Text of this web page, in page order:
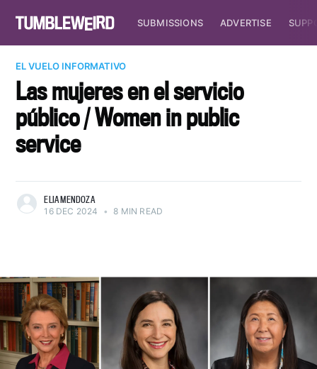
SUBMISSIONS ADVERTISE
EL VUELO INFORMATIVO
Las mujeres en el servicio
público / Women in public
service
ELIA MENDOZA
16 DEC 2024 • 8 MIN READ